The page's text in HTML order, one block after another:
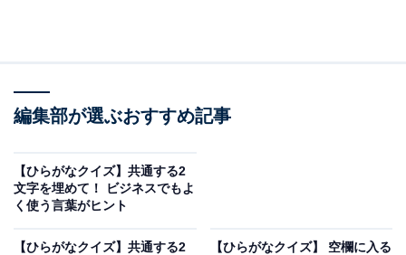
ご□□う
様。現状に不満を持たないあり方。そして、特別な日に
もてなされるぜいたくな食べ物を思い浮かべてみてくだ
編集部が選ぶおすすめ記事
【ひらがなクイズ】共通する2
文字を埋めて！ ビジネスでもよ
く使う言葉がヒント
【ひらがなクイズ】共通する2
【ひらがなクイズ】 空欄に入る